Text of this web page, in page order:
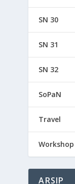
SN 30
SN 31
SN 32
SoPaN
Travel
Workshop
ARSIP